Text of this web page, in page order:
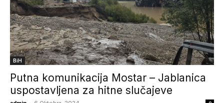
BiH
Putna komunikacija Mostar – Jablanica
uspostavljena za hitne slučajeve